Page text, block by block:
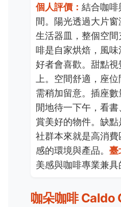
個人評價： 結合咖啡
間。陽光透過大片
生活器皿，整個空
啡是自家烘焙，風
好者會喜歡。甜點
上。空間舒適，座
需稍加留意。插座
閒地待一下午，看
賞美好的物件。缺
社群本來就是高消
感的環境與產品。 臺
美感與咖啡專業兼具
咖朵咖啡 Caldo